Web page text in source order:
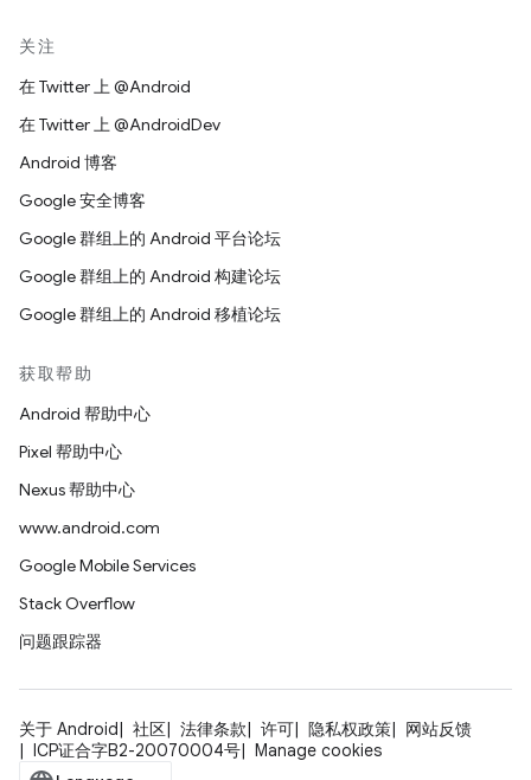
关注
在 Twitter 上 @Android
在 Twitter 上 @AndroidDev
Android 博客
Google 安全博客
Google 群组上的 Android 平台论坛
Google 群组上的 Android 构建论坛
Google 群组上的 Android 移植论坛
获取帮助
Android 帮助中心
Pixel 帮助中心
Nexus 帮助中心
www.android.com
Google Mobile Services
Stack Overflow
问题跟踪器
关于 Android 社区 法律条款 许可 隐私权政策
网站反馈
ICP证合字B2-20070004号
Manage cookies